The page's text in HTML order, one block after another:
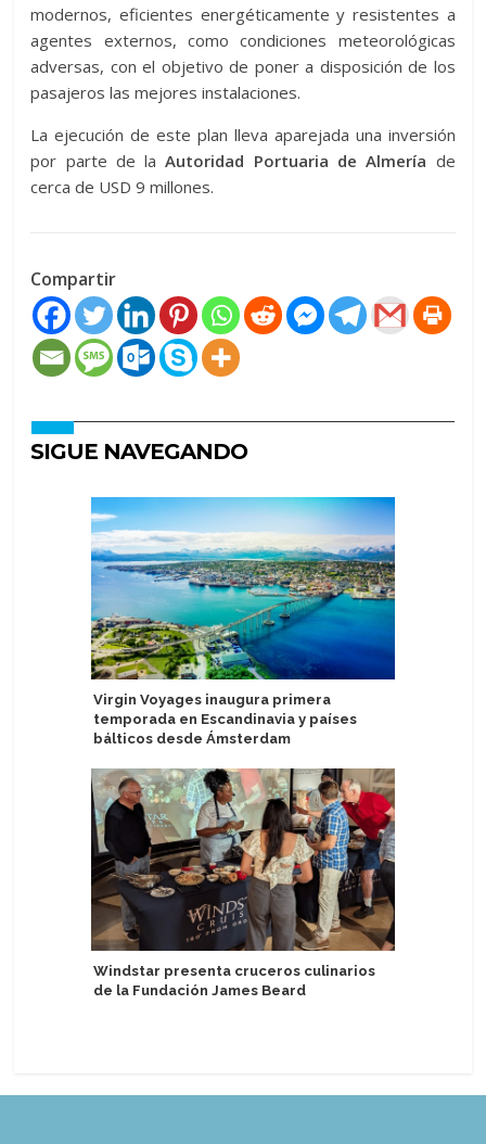
modernos, eficientes energéticamente y resistentes a
agentes externos, como condiciones meteorológicas
adversas, con el objetivo de poner a disposición de los
pasajeros las mejores instalaciones.
La ejecución de este plan lleva aparejada una inversión
por parte de la Autoridad Portuaria de Almería de
cerca de USD 9 millones.
Compartir
SIGUE NAVEGANDO
Virgin Voyages inaugura primera
temporada en Escandinavia y países
bálticos desde Ámsterdam
Windstar presenta cruceros culinarios
de la Fundación James Beard